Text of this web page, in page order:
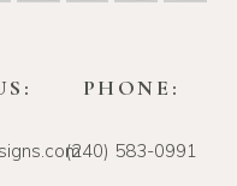
PHONE:
‪(240) 583-0991‬